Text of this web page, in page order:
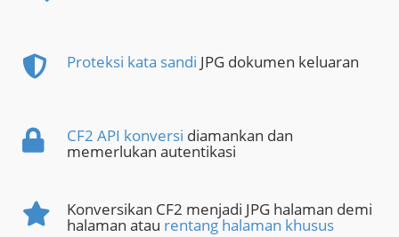
Proteksi kata sandi JPG dokumen keluaran
CF2 API konversi diamankan dan
memerlukan autentikasi
Konversikan CF2 menjadi JPG halaman demi
halaman atau rentang halaman khusus